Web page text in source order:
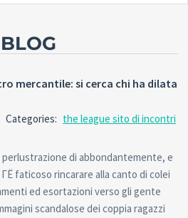
BLOG
mercantile: si cerca chi ha dilata
Categories: the league sito di incontri
perlustrazione di abbondantemente, e
faticoso rincarare alla canto di colei
ed esortazioni verso gli gente
scandalose dei coppia ragazzi